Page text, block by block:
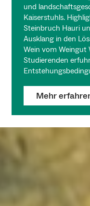
und
Kaiserstuhls.
Steinbruch Hauri
Ausklang in den
Wein vom Weingut
Studierenden
Mehr